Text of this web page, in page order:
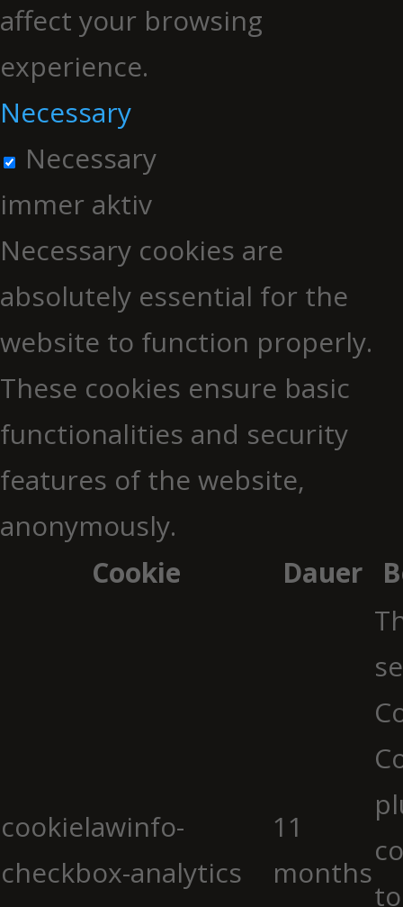
affect your browsing
experience.
Necessary
Necessary
immer aktiv
Necessary cookies are
absolutely essential for the
website to function properly.
These cookies ensure basic
functionalities and security
features of the website,
anonymously.
Cookie
Dauer
cookielawinfo-
checkbox-analytics
11
months